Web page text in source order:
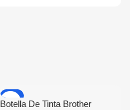
-6%
Botella De Tinta Brother